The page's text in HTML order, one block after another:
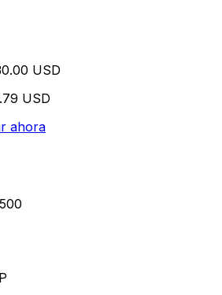
USD
USD
ahora